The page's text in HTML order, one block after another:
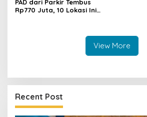
PAD dari Parkir Tembus
Rp770 Juta, 10 Lokasi Ini
View More
Recent Post